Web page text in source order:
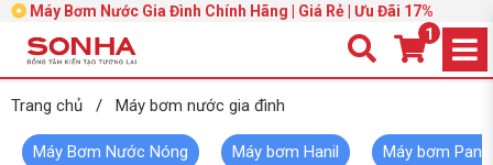
Máy Bơm Nước Gia Đình Chính Hãng | Giá Rẻ | Ưu Đãi 17%
1
Trang chủ / Máy bơm nước gia đình
Máy Bơm Nước Nóng Máy bơm Hanil Máy bơm